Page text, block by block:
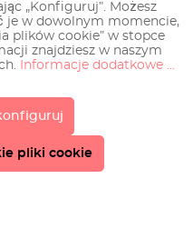
right dimensions
(diamond-cut glass
and the best
and safety A
cover and
the modern
sets offer
technical
lighting - LED
„Konfiguruj”. Możesz
je w dowolnym momencie,
plików cookie” w stopce
znajdziesz w naszym
Informacje dodatkowe ...
pliki cookie